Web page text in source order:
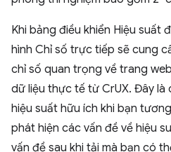
Khi bảng điều khiển Hiệu suất
hình Chỉ số trực tiếp sẽ cung
chỉ số quan trọng về trang
dữ liệu thực tế từ CrUX. Đây là
hiệu suất hữu ích khi bạn
phát hiện các vấn đề về hiệu
vấn đề sau khi tải mà bạn có